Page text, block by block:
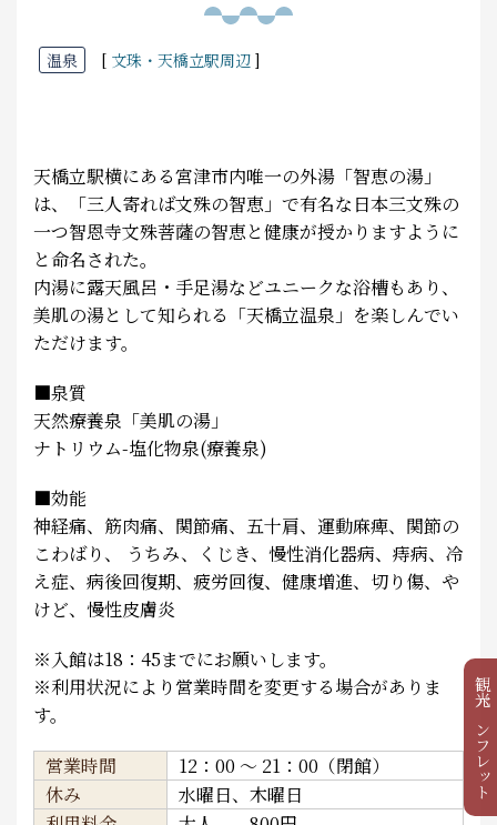
観光パンフレット
アクセス
(6件)
温泉 [ 文珠・天橋立駅周辺 ]
天橋立駅横にある宮津市内唯一の外湯「智恵の湯」
は、「三人寄れば文殊の智恵」で有名な日本三文殊の
一つ智恩寺文殊菩薩の智恵と健康が授かりますように
と命名された。
内湯に露天風呂・手足湯などユニークな浴槽もあり、
美肌の湯として知られる「天橋立温泉」を楽しんでい
ただけます。
■泉質
天然療養泉「美肌の湯」
ナトリウム-塩化物泉(療養泉)
■効能
神経痛、筋肉痛、関節痛、五十肩、運動麻痺、関節の
こわばり、 うちみ、くじき、慢性消化器病、痔病、冷
え症、病後回復期、疲労回復、健康増進、切り傷、や
けど、慢性皮膚炎
※入館は18：45までにお願いします。
※利用状況により営業時間を変更する場合がありま
す。
営業時間
12：00 ～ 21：00（閉館）
休み
水曜日、木曜日